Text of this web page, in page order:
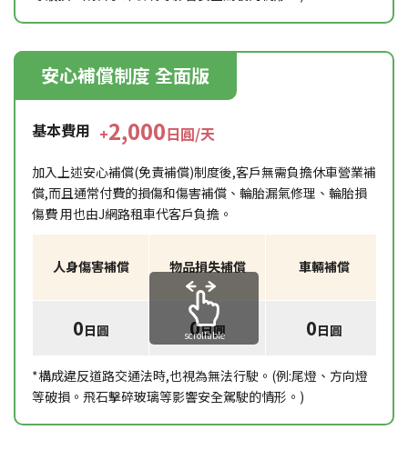
安心補償制度 全面版
基本費用 +2,000日圓/天
加入上述安心補償(免責補償)制度後,客戶無需負擔休車營業補
償,而且通常付費的損傷和傷害補償、輪胎漏氣修理、輪胎損
傷費 用也由J網路租車代客戶負擔。
人身傷害補償 物品損失補償 車輛補償
0日圓 0日圓 0日圓
scrollable
*構成違反道路交通法時,也視為無法行駛。(例:尾燈、方向燈
等破損。飛石擊碎玻璃等影響安全駕駛的情形。)